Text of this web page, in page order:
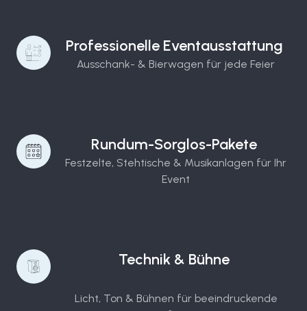
Professionelle Eventausstattung
Ausschank- & Bierwagen für jede Feier
Rundum-Sorglos-Pakete
Festzelte, Stehtische & Musikanlagen für Ihr
Event
Technik & Bühne
Licht, Ton & Bühnen für beeindruckende